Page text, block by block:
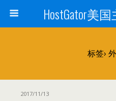
HostGator美
标签›
2017/11/13